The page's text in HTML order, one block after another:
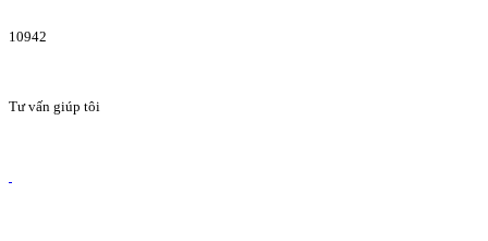
10942
Tư vấn giúp tôi